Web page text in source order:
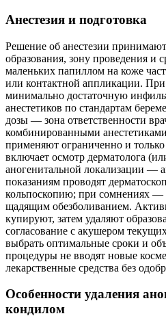
Анестезия и подготовка
Решение об анестезии
образования, зону проведения и
маленьких папиллом на коже
или контактной аппликации.
минимально достаточную
анестетиков по стандартам
дозы — зона ответственности
комбинированными
применяют ограниченно и
включает осмотр дерматолога
аногенитальной локализации —
показаниям проводят
кольпоскопию; при сомнениях
щадящим обезболиванием.
купируют, затем удаляют
согласование с акушером
выбрать оптимальные сроки и
процедуры не вводят новые
лекарственные средства без
Особенности удаления
кондилом